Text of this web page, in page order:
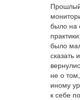
было на
было
сказать
не о
иному
к себе